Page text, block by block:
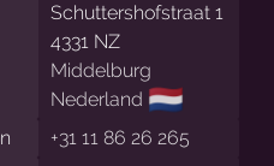
Schuttershofstraat 1
4331 NZ
Middelburg
Nederland 🇳🇱
+31 11 86 26 265